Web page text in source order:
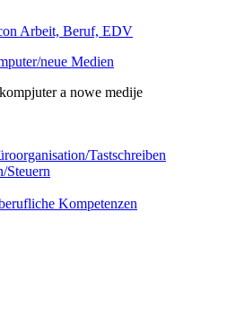
neue Medien
a nowe medije
Tastschreiben
Steuern
Kompetenzen